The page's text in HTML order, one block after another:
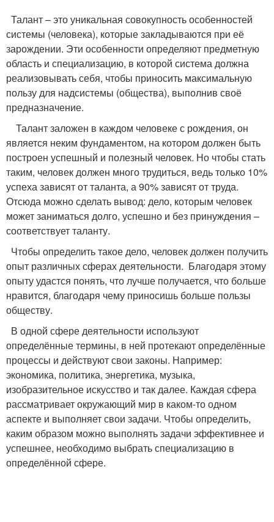
Талант – это уникальная совокупность особенностей
системы (человека), которые закладываются при её
зарождении. Эти особенности определяют предметную
область и специализацию, в которой система должна
реализовывать себя, чтобы приносить максимальную
пользу для надсистемы (общества), выполнив своё
предназначение.
Талант заложен в каждом человеке с рождения, он
является неким фундаментом, на котором должен быть
построен успешный и полезный человек. Но чтобы стать
таким, человек должен много трудиться, ведь только 10%
успеха зависят от таланта, а 90% зависят от труда.
Отсюда можно сделать вывод: дело, которым человек
может заниматься долго, успешно и без принуждения –
соответствует таланту.
Чтобы определить такое дело, человек должен получить
опыт различных сферах деятельности. Благодаря этому
опыту удастся понять, что лучше получается, что больше
нравится, благодаря чему приносишь больше пользы
обществу.
В одной сфере деятельности используют
определённые термины, в ней протекают определённые
процессы и действуют свои законы. Например:
экономика, политика, энергетика, музыка,
изобразительное искусство и так далее. Каждая сфера
рассматривает окружающий мир в каком-то одном
аспекте и выполняет свои задачи. Чтобы определить,
каким образом можно выполнять задачи эффективнее и
успешнее, необходимо выбрать специализацию в
определённой сфере.